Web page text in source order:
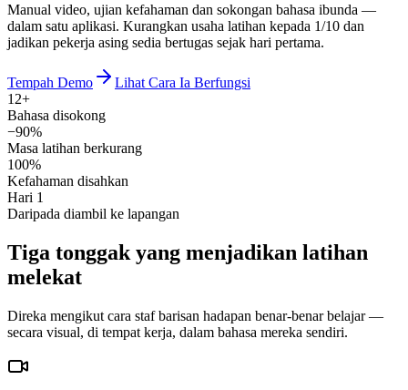
Manual video, ujian kefahaman dan sokongan bahasa ibunda —
dalam satu aplikasi. Kurangkan usaha latihan kepada 1/10 dan
jadikan pekerja asing sedia bertugas sejak hari pertama.
Tempah Demo
Lihat Cara Ia Berfungsi
12+
Bahasa disokong
−90%
Masa latihan berkurang
100%
Kefahaman disahkan
Hari 1
Daripada diambil ke lapangan
Tiga tonggak yang menjadikan latihan
melekat
Direka mengikut cara staf barisan hadapan benar-benar belajar —
secara visual, di tempat kerja, dalam bahasa mereka sendiri.